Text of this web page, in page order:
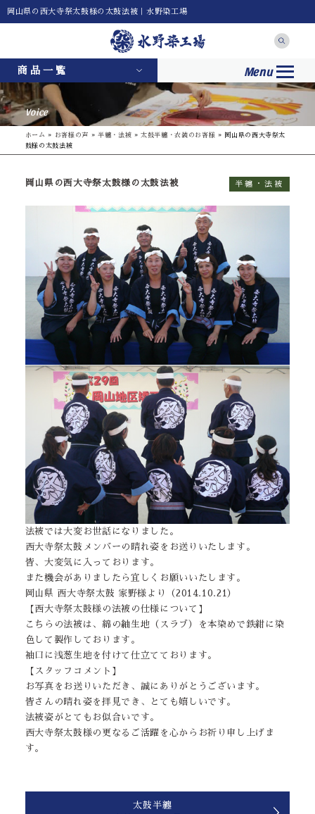
岡山県の西大寺祭太鼓様の太鼓法被｜水野染工場
商品一覧 Menu
Voice
ホーム » お客様の声 » 半纏・法被 »太鼓半纏・衣装のお客様 » 岡山県の西大寺祭太
鼓様の太鼓法被
岡山県の西大寺祭太鼓様の太鼓法被 半纏・法被
法被では大変お世話になりました。
西大寺祭太鼓メンバーの晴れ姿をお送りいたします。
皆、大変気に入っております。
また機会がありましたら宜しくお願いいたします。
岡山県 西大寺祭太鼓 家野様より（2014.10.21）
【西大寺祭太鼓様の法被の仕様について】
こちらの法被は、綿の紬生地（スラブ）を本染めで鉄紺に染
色して製作しております。
袖口に浅葱生地を付けて仕立てております。
【スタッフコメント】
お写真をお送りいただき、誠にありがとうございます。
皆さんの晴れ姿を拝見でき、とても嬉しいです。
法被姿がとてもお似合いです。
西大寺祭太鼓様の更なるご活躍を心からお祈り申し上げま
す。
太鼓半纏